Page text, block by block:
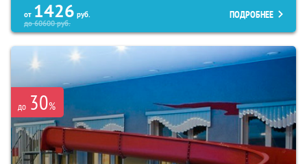
от 1426 руб.
до60600руб.
ПОДРОБНЕЕ
до 30%